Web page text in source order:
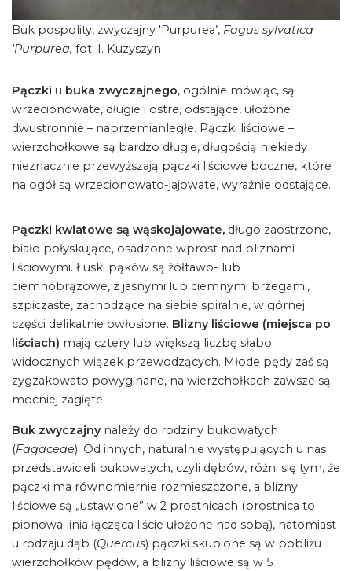
Buk pospolity, zwyczajny 'Purpurea’, Fagus sylvatica
'Purpurea, fot. I. Kuzyszyn
Pączki u buka zwyczajnego, ogólnie mówiąc, są
wrzecionowate, długie i ostre, odstające, ułożone
dwustronnie – naprzemianległe. Pączki liściowe –
wierzchołkowe są bardzo długie, długością niekiedy
nieznacznie przewyższają pączki liściowe boczne, które
na ogół są wrzecionowato-jajowate, wyraźnie odstające.
Pączki kwiatowe są wąskojajowate, długo zaostrzone,
biało połyskujące, osadzone wprost nad bliznami
liściowymi. Łuski pąków są żółtawo- lub
ciemnobrązowe, z jasnymi lub ciemnymi brzegami,
szpiczaste, zachodzące na siebie spiralnie, w górnej
części delikatnie owłosione. Blizny liściowe (miejsca po
liściach) mają cztery lub większą liczbę słabo
widocznych wiązek przewodzących. Młode pędy zaś są
zygzakowato powyginane, na wierzchołkach zawsze są
mocniej zagięte.
Buk zwyczajnynależy do rodziny bukowatych
(Fagaceae). Od innych, naturalnie występujących u nas
przedstawicieli bukowatych, czyli dębów, różni się tym, że
pączki ma równomiernie rozmieszczone, a blizny
liściowe są „ustawione” w 2 prostnicach (prostnica to
pionowa linia łącząca liście ułożone nad sobą), natomiast
u rodzaju dąb (Quercus) pączki skupione są w pobliżu
wierzchołków pędów, a blizny liściowe są w 5